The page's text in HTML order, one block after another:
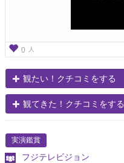
0 人
観たい！クチコミをする
観てきた！クチコミをする
実演鑑賞
フジテレビジョン